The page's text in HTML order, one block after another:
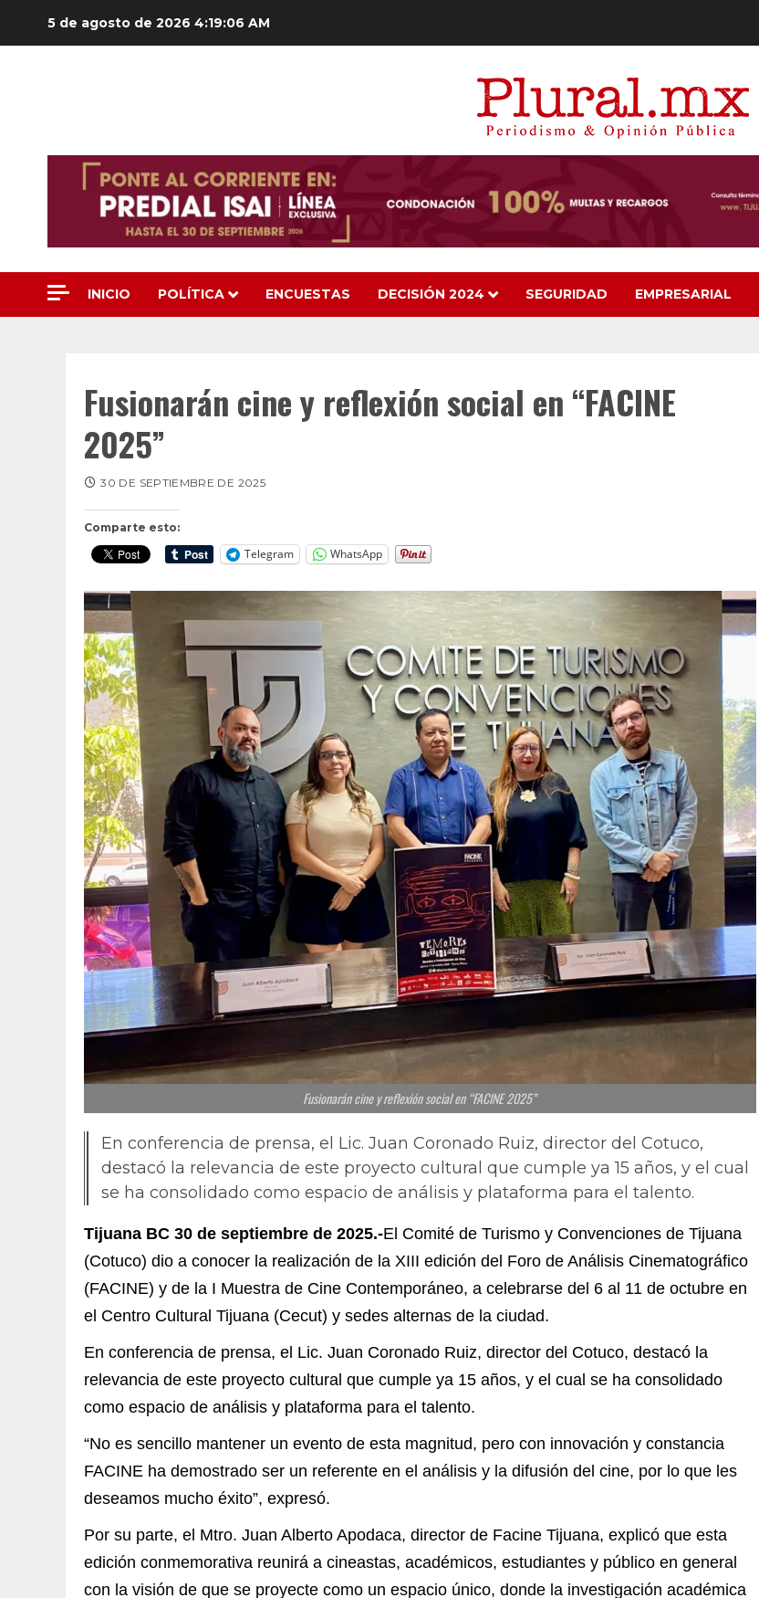
5 de agosto de 2026 4:19:07 AM
INICIO POLÍTICA ENCUESTAS DECISIÓN 2024 SEGURIDAD EMPRESARIAL
Fusionarán cine y reflexión social en “FACINE
2025”
Comparte esto:
Telegram WhatsApp
30 DE SEPTIEMBRE DE 2025
Fusionarán cine y reflexión social en “FACINE 2025”
En conferencia de prensa, el Lic. Juan Coronado Ruiz, director del Cotuco,
destacó la relevancia de este proyecto cultural que cumple ya 15 años, y el cual
se ha consolidado como espacio de análisis y plataforma para el talento.
Tijuana BC 30 de septiembre de 2025.-El Comité de Turismo y Convenciones de Tijuana
(Cotuco) dio a conocer la realización de la XIII edición del Foro de Análisis Cinematográfico
(FACINE) y de la I Muestra de Cine Contemporáneo, a celebrarse del 6 al 11 de octubre en
el Centro Cultural Tijuana (Cecut) y sedes alternas de la ciudad.
En conferencia de prensa, el Lic. Juan Coronado Ruiz, director del Cotuco, destacó la
relevancia de este proyecto cultural que cumple ya 15 años, y el cual se ha consolidado
como espacio de análisis y plataforma para el talento.
“No es sencillo mantener un evento de esta magnitud, pero con innovación y constancia
FACINE ha demostrado ser un referente en el análisis y la difusión del cine, por lo que les
deseamos mucho éxito”, expresó.
Por su parte, el Mtro. Juan Alberto Apodaca, director de Facine Tijuana, explicó que esta
edición conmemorativa reunirá a cineastas, académicos, estudiantes y público en general
con la visión de que se proyecte como un espacio único, donde la investigación académica